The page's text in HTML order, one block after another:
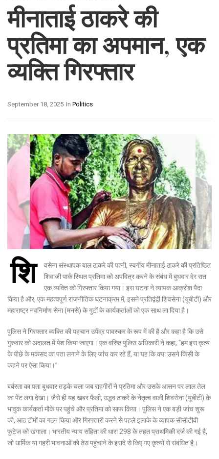
मीनाताई ठाकरे की
प्रतिमा का अपमान, एक
व्यक्ति गिरफ्तार
In Politics
September 18, 2025
शि
वसेना संस्थापक बाल ठाकरे की पत्नी, स्वर्गीय मीनाताई ठाकरे की प्रतिष्ठित
शिवाजी पार्क स्थित प्रतिमा को अपवित्र करने के संबंध में बुधवार देर रात
एक व्यक्ति को गिरफ्तार किया गया। इस घटना ने व्यापक आक्रोश पैदा
किया है और, एक महत्वपूर्ण राजनीतिक घटनाक्रम में, इसने प्रतिद्वंद्वी शिवसेना (यूबीटी) और
महाराष्ट्र नवनिर्माण सेना (मनसे) के गुटों के कार्यकर्ताओं को एक साथ ला दिया है।
पुलिस ने गिरफ्तार व्यक्ति की पहचान उपेंद्र पावस्कर के रूप में की है और कहा है कि उसे
गुरुवार को अदालत में पेश किया जाएगा। एक वरिष्ठ पुलिस अधिकारी ने कहा, “हम इस कृत्य
के पीछे के मकसद का पता लगाने के लिए जांच कर रहे हैं, या यह कि क्या उसने किसी के
कहने पर ऐसा किया।”
बर्बरता का पता बुधवार तड़के चला जब राहगीरों ने प्रतिमा और उसके आसन पर लाल तेल
का पेंट लगा देखा। जैसे ही यह खबर फैली, उद्धव ठाकरे के नेतृत्व वाली शिवसेना (यूबीटी) के
भावुक कार्यकर्ता मौके पर पहुंचे और प्रतिमा को साफ किया। पुलिस ने एक बड़ी जांच शुरू
की, आठ टीमों का गठन किया और गिरफ्तारी करने से पहले इलाके के व्यापक सीसीटीवी
फुटेज को खंगाला। भारतीय न्याय संहिता की धारा 298 के तहत प्राथमिकी दर्ज की गई है,
जो धार्मिक या गहरी भावनाओं को ठेस पहुंचाने के इरादे से किए गए कृत्यों से संबंधित है।